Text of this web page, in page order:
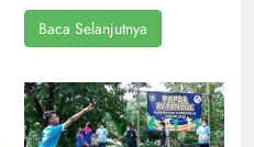
Baca Selanjutnya